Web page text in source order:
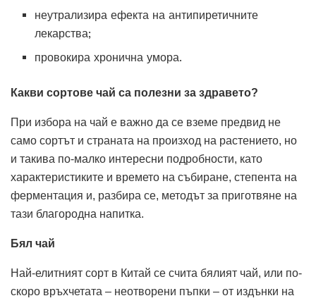
неутрализира ефекта на антипиретичните
лекарства;
провокира хронична умора.
Какви сортове чай са полезни за здравето?
При избора на чай е важно да се вземе предвид не
само сортът и страната на произход на растението, но
и такива по-малко интересни подробности, като
характеристиките и времето на събиране, степента на
ферментация и, разбира се, методът за приготвяне на
тази благородна напитка.
Бял чай
Най-елитният сорт в Китай се счита бялият чай, или по-
скоро връхчетата – неотворени пъпки – от издънки на